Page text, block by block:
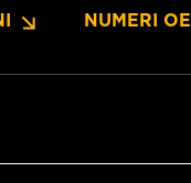
NUMERI OE